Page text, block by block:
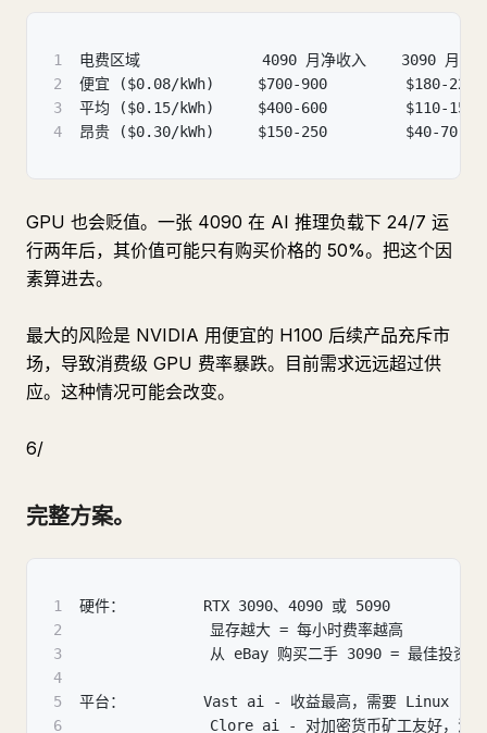
1
电费区域              4090 月净收入    3090 月净
2
便宜 ($0.08/kWh)     $700-900         $180-220
3
平均 ($0.15/kWh)     $400-600         $110-150
4
昂贵 ($0.30/kWh)     $150-250         $40-70
GPU 也会贬值。一张 4090 在 AI 推理负载下 24/7 运
行两年后，其价值可能只有购买价格的 50%。把这个因
素算进去。
最大的风险是 NVIDIA 用便宜的 H100 后续产品充斥市
场，导致消费级 GPU 费率暴跌。目前需求远远超过供
应。这种情况可能会改变。
6/
完整方案。
1
硬件：         RTX 3090、4090 或 5090
2
               显存越大 = 每小时费率越高
3
从 eBay 购买二手 3090 = 最佳投资回
4
5
平台：         Vast ai - 收益最高，需要 Linux
6
Clore ai - 对加密货币矿工友好，混